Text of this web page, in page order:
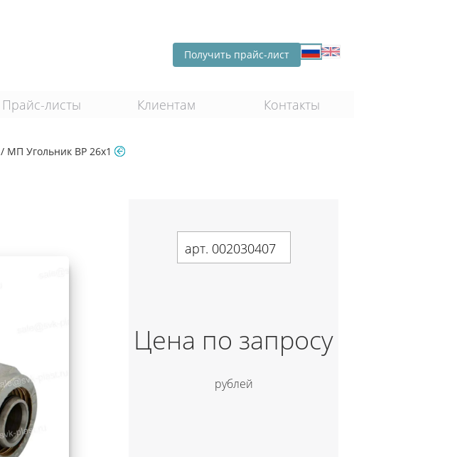
Получить прайс-лист
Прайс-листы Клиентам Контакты
/ МП Угольник ВР 26х1
арт. 002030407
Цена по запросу
рублей